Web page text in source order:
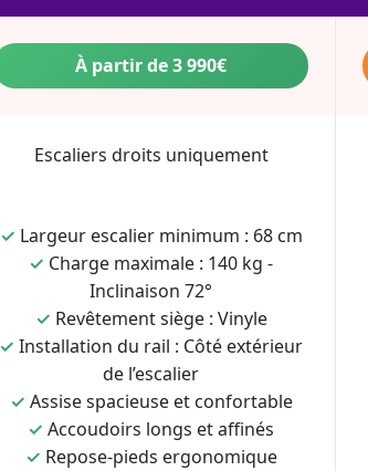
À partir de 3 990€
Escaliers droits uniquement
✓ Largeur escalier minimum : 68 cm
✓ Charge maximale : 140 kg -
Inclinaison 72°
✓ Revêtement siège : Vinyle
✓ Installation du rail : Côté extérieur
de l’escalier
✓ Assise spacieuse et confortable
✓ Accoudoirs longs et affinés
✓ Repose-pieds ergonomique